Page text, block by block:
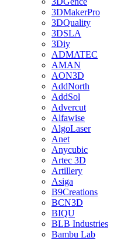
3DMakerPro
3DQuality
3DSLA
3Diy
ADMATEC
AMAN
AON3D
AddNorth
AddSol
Advercut
Alfawise
AlgoLaser
Anet
Anycubic
Artec 3D
Artillery
Asiga
B9Creations
BCN3D
BIQU
BLB Industries
Bambu Lab